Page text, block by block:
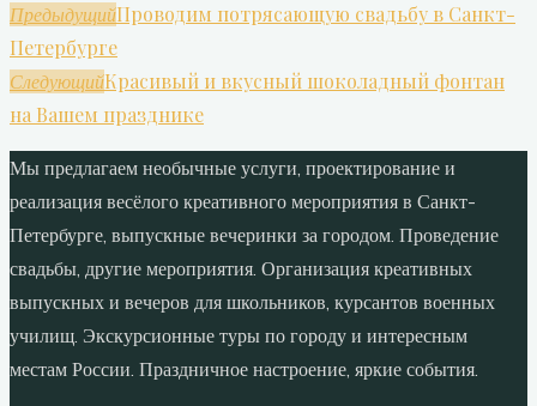
ПредыдущийПроводим потрясающую свадьбу в Санкт-
Петербурге
СледующийКрасивый и вкусный шоколадный фонтан
на Вашем празднике
Мы предлагаем необычные услуги, проектирование и
реализация весёлого креативного мероприятия в Санкт-
Петербурге, выпускные вечеринки за городом. Проведение
свадьбы, другие мероприятия. Организация креативных
выпускных и вечеров для школьников, курсантов военных
училищ. Экскурсионные туры по городу и интересным
местам России. Праздничное настроение, яркие события.